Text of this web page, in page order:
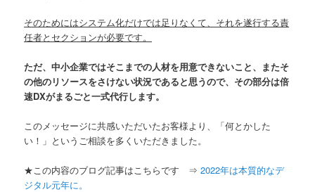
そのためにはシステム化だけでは足りなくて、それを遂行する責
任者とセクションが必要です。
ただ、中小企業ではそこまでの人材を用意できないこと、またそ
の他のリソースをさけない状況であると思うので、その部分は倍
速DXがまるごと一式代行します。
このメッセージに共感いただいたお客様より、「何とかした
い！」というご相談を多くいただきました。
★この内容のブログ記事はこちらです ⇒2022年は本質的なデ
ジタル元年に。